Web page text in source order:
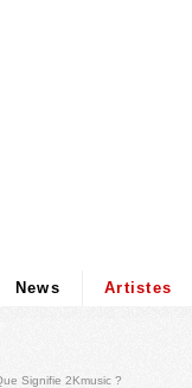
News Artistes
Signifie 2Kmusic ?